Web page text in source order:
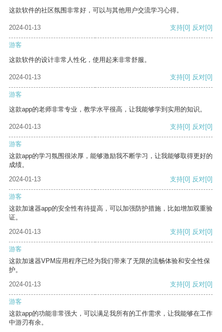
这款软件的社区氛围非常好，可以与其他用户交流学习心得。
2024-01-13 支持[0] 反对[0]
游客
这款软件的设计非常人性化，使用起来非常舒服。
2024-01-13 支持[0] 反对[0]
游客
这款app的老师非常专业，教学水平很高，让我能够学到实用的知识。
2024-01-13 支持[0] 反对[0]
游客
这款app的学习氛围很浓厚，能够激励我不断学习，让我能够取得更好的
成绩。
2024-01-13
支持[0] 反对[0]
游客
这款加速器app的安全性有待提高，可以加强防护措施，比如增加双重验
证。
2024-01-13
支持[0] 反对[0]
游客
这款加速器VPM应用程序已经为我们带来了无限的流畅体验和安全性保
护。
2024-01-13
支持[0] 反对[0]
游客
这款app的功能非常强大，可以满足我所有的工作需求，让我能够在工作
中游刃有余。